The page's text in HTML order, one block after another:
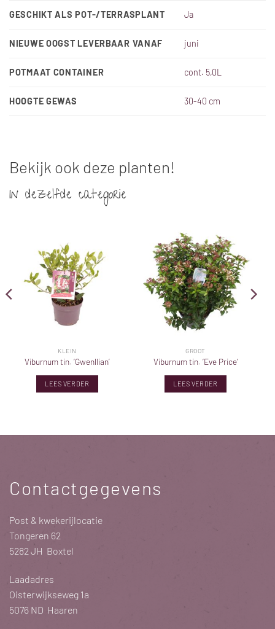
GESCHIKT ALS POT-/TERRASPLANT Ja
NIEUWE OOGST LEVERBAAR VANAF juni
POTMAAT CONTAINER cont. 5,0L
HOOGTE GEWAS 30-40 cm
Bekijk ook deze planten!
In dezelfde categorie
KLEIN
Viburnum tin. ‘Gwenllian’
LEES VERDER
GROOT
Viburnum tin. ‘Eve Price’
LEES VERDER
Contactgegevens
Post & kwekerijlocatie
Tongeren 62
5282 JH Boxtel
Laadadres
Oisterwijkseweg 1a
5076 ND Haaren